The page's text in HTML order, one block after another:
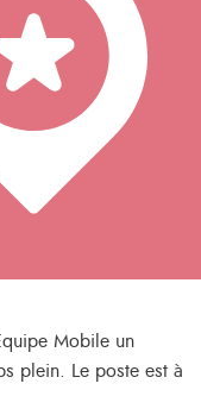
Mobile un
plein. Le poste est à